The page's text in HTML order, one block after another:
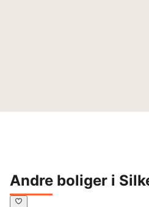
Andre boliger i